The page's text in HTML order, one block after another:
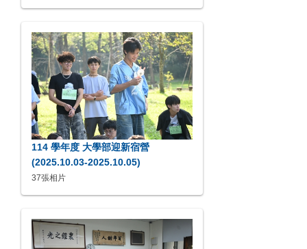
114 學年度 大學部迎新宿營
(2025.10.03-2025.10.05)
37張相片